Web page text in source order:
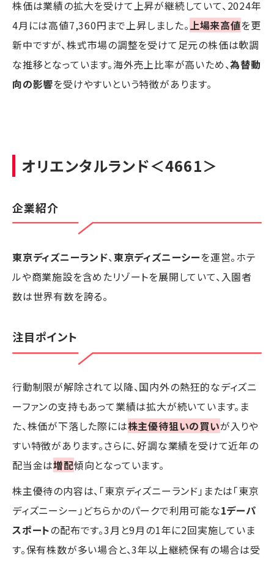
株価は業績の拡大を受けて上昇が継続していて、2024年
4月には高値7,360円まで上昇しました。 上場来高値を更
新中ですが、株式市場の調整を受けて足元の株価は軟調
な推移となっています。海外売上比率が高いため、為替動
向の影響を受けやすいという特徴があります。
オリエンタルランド＜4661＞
企業紹介
東京ディズニーランド、東京ディズニーシーを運営。ホテ
ルや商業施設を含めたリゾートを展開していて、入園者
数は世界有数を誇る。
注目ポイント
行動制限が解除されて以降、国内外の熱狂的なディズニ
ーファンの支持もあって業績は拡大が続いています。ま
た、株価が下落した際には株主優待狙いの買いが入りや
すい特徴があります。さらに、好調な業績を受けて近年の
配当金は増配傾向となっています。
株主優待の内容は、「東京ディズニーランド」または「東京
ディズニーシー」どちらかのパークで利用可能な1デーパ
スポートの配布です。3月と9月の1年に2回実施していま
す。保有株数が多い場合と、3年以上継続保有の場合は受